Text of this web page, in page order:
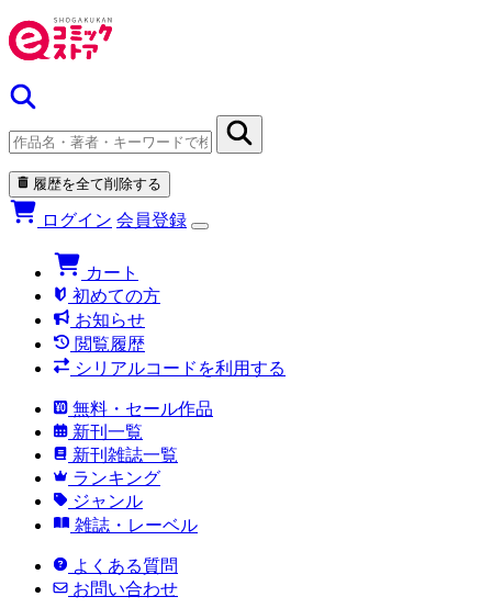
履歴を全て削除する
ログイン 会員登録
カート
初めての方
お知らせ
閲覧履歴
シリアルコードを利用する
無料・セール作品
新刊一覧
新刊雑誌一覧
ランキング
ジャンル
雑誌・レーベル
よくある質問
お問い合わせ